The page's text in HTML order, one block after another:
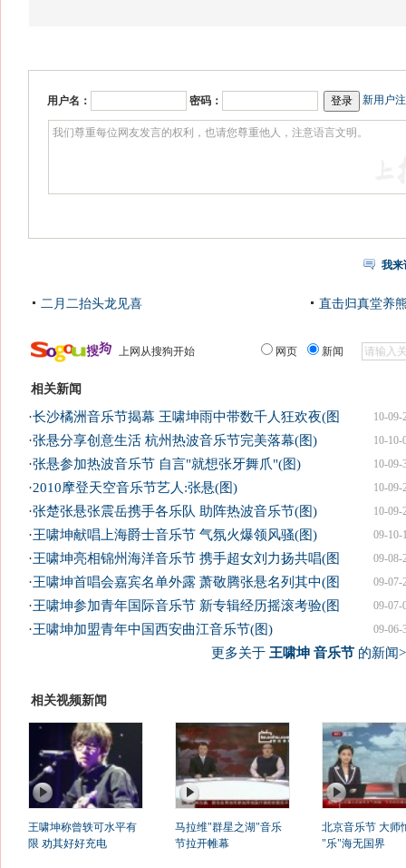
用户名： 密码： 新用户
我来
二月二抬头龙见喜 直击归真堂养
上网从搜狗开始 网页 新闻
相关新闻
10-09-
·长沙橘洲音乐节揭幕 王啸坤雨中带数千人狂欢夜(图
10-10-
·张悬分享创意生活 杭州热波音乐节完美落幕(图)
10-09-
·张悬参加热波音乐节 自言"就想张牙舞爪"(图)
10-09-
·2010摩登天空音乐节艺人:张悬(图)
10-09-
·张楚张悬张震岳携手各乐队 助阵热波音乐节(图)
09-10-
·王啸坤献唱上海爵士音乐节 气氛火爆领风骚(图)
09-08-
·王啸坤亮相锦州海洋音乐节 携手超女刘力扬共唱(图
09-07-
·王啸坤首唱会嘉宾名单外露 萧敬腾张悬名列其中(图
09-07-
·王啸坤参加青年国际音乐节 新专辑经历摇滚考验(图
09-06-
·王啸坤加盟青年中国西安曲江音乐节(图)
更多关于 王啸坤 音乐节的新闻
相关视频新闻
王啸坤称曾轶可水平有
限 劝其好好充电
马拉维"群星之湖"音乐
节拉开帷幕
北京音乐节 大师
"乐"海无国界